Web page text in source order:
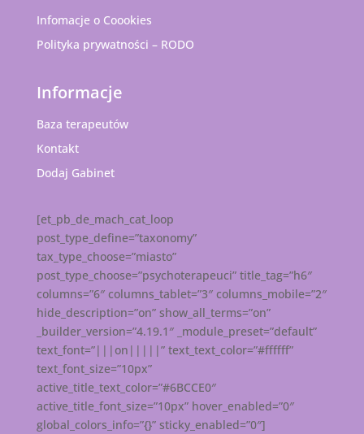
Infomacje o Coookies
Polityka prywatności – RODO
Informacje
Baza terapeutów
Kontakt
Dodaj Gabinet
[et_pb_de_mach_cat_loop
post_type_define=”taxonomy”
tax_type_choose=”miasto”
post_type_choose=”psychoterapeuci” title_tag=”h6″
columns=”6″ columns_tablet=”3″ columns_mobile=”2″
hide_description=”on” show_all_terms=”on”
_builder_version=”4.19.1″ _module_preset=”default”
text_font=”|||on|||||” text_text_color=”#ffffff”
text_font_size=”10px”
active_title_text_color=”#6BCCE0″
active_title_font_size=”10px” hover_enabled=”0″
global_colors_info=”{}” sticky_enabled=”0″]